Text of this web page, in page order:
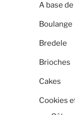
A base
Boulange
Bredele
Brioches
Cakes
Cookies